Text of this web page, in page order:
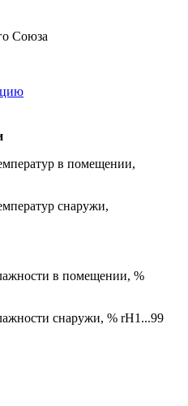
Союза
в помещении,
снаружи,
в помещении, %
снаружи, % rH1...99